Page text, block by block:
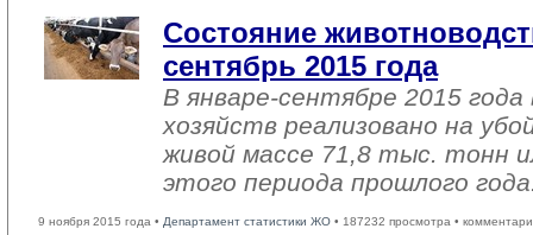
Состояние
сентябрь 2015 года
В январе-сентябре 2015 года
хозяйств реализовано на
живой массе 71,8 тыс. тонн
этого периода прошлого
9 ноября 2015 года • Департамент статистики ЖО • 187232 просмотра •